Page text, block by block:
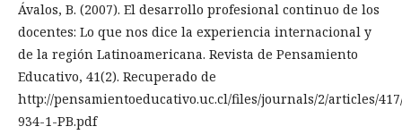
Ávalos, B. (2007). El desarrollo profesional continuo de los
docentes: Lo que nos dice la experiencia internacional y
de la región Latinoamericana. Revista de Pensamiento
Educativo, 41(2). Recuperado de
http://pensamientoeducativo.uc.cl/files/journals/2/articles/
934-1-PB.pdf